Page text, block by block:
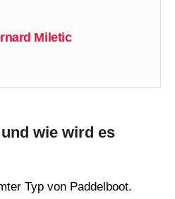
Miletic
wie wird es
Typ von Paddelboot.